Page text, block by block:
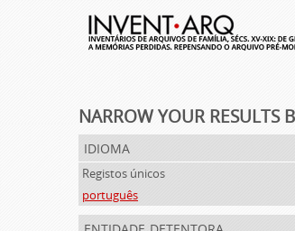
NARROW YOUR RESULTS
idioma
Registos únicos
português